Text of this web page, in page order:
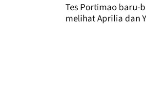
Tes Portimao baru-
melihat Aprilia dan